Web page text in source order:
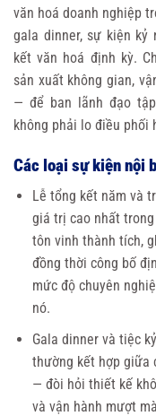
văn hoá doanh nghiệp
gala dinner, sự kiện kỷ
kết văn hoá định kỳ.
sản xuất không gian,
— để ban lãnh đạo
không phải lo điều phối
Các loại sự kiện nội
Lễ tổng kết năm và
giá trị cao nhất
tôn vinh thành tích,
đồng thời công bố
mức độ chuyên
nó.
Gala dinner và tiệc
thường kết hợp giữa
— đòi hỏi thiết kế
và vận hành mượt